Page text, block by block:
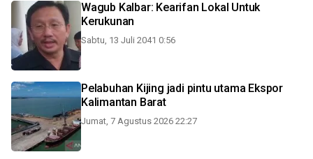
Wagub Kalbar: Kearifan Lokal Untuk
Kerukunan
Sabtu, 13 Juli 2041 0:56
Pelabuhan Kijing jadi pintu utama Ekspor
Kalimantan Barat
Jumat, 7 Agustus 2026 22:27